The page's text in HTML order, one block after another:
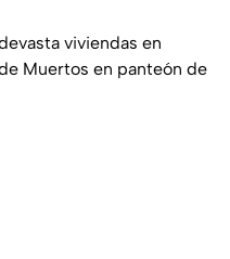
viviendas en
Muertos en panteón de